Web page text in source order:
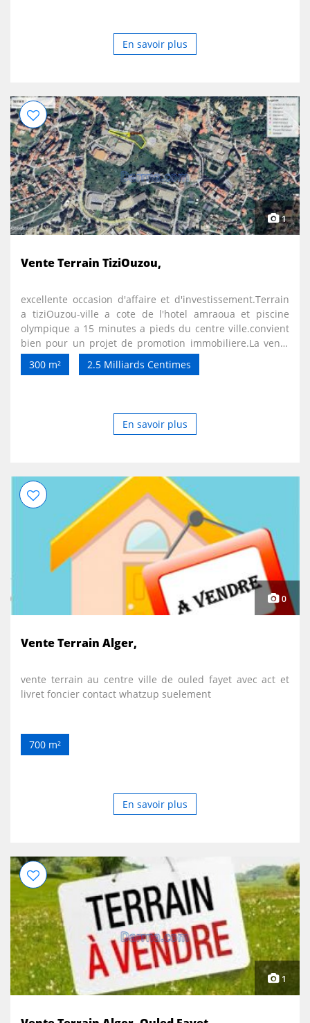
En savoir plus
1
Vente Terrain TiziOuzou,
excellente occasion d'affaire et d'investissement.Terrain
a tiziOuzou-ville a cote de l'hotel amraoua et piscine
olympique a 15 minutes a pieds du centre ville.convient
bien pour un projet de promotion immobiliere.La vente
se fera dans l'indivision.le terrain est situé a l'interieure
d'une grande parcelle.terrain bien d'héritage
300 m² 2.5 Milliards Centimes
En savoir plus
0
Vente Terrain Alger,
vente terrain au centre ville de ouled fayet avec act et
livret foncier contact whatzup suelement
700 m²
En savoir plus
1